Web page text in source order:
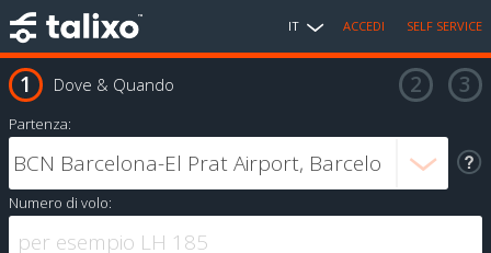
IT ACCEDI SELF SERVICE
Dove & Quando
Partenza:
Numero di volo: